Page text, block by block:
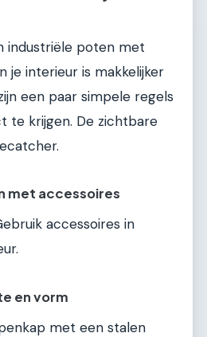
industriële poten met
je interieur is makkelijker
een paar simpele regels
te krijgen. De zichtbare
met accessoires
accessoires in
en vorm
met een stalen